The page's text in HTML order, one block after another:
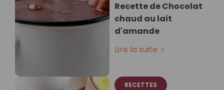
Recette de Chocolat
chaud au lait
d'amande
Lire la suite
RECETTES